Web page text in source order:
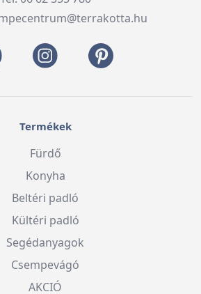
Termékek
Fürdő
Konyha
Beltéri padló
Kültéri padló
Segédanyagok
Csempevágó
AKCIÓ